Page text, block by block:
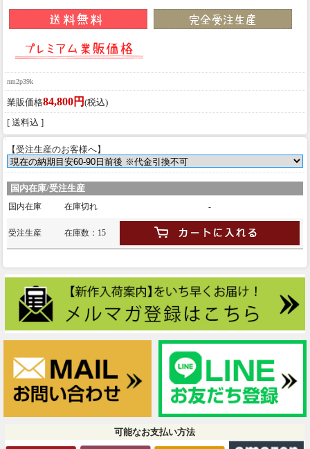
nm2p39k
業販価格84,800円 (税込)
[ 送料込 ]
【受注生産のお客様へ】
国内在庫/受注生産
国内在庫 在庫切れ -
受注生産 在庫数：15
可能なお支払い方法